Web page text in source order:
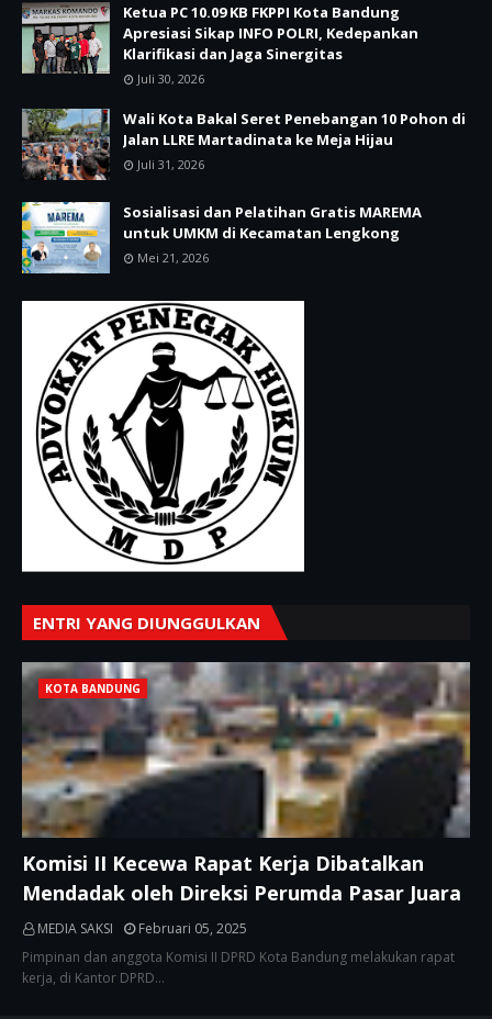
Ketua PC 10.09 KB FKPPI Kota Bandung
Apresiasi Sikap INFO POLRI, Kedepankan
Klarifikasi dan Jaga Sinergitas
Juli 30, 2026
Wali Kota Bakal Seret Penebangan 10 Pohon di
Jalan LLRE Martadinata ke Meja Hijau
Juli 31, 2026
Sosialisasi dan Pelatihan Gratis MAREMA
untuk UMKM di Kecamatan Lengkong
Mei 21, 2026
ENTRI YANG DIUNGGULKAN
KOTA BANDUNG
Komisi II Kecewa Rapat Kerja Dibatalkan
Mendadak oleh Direksi Perumda Pasar Juara
MEDIA SAKSI
Februari 05, 2025
Pimpinan dan anggota Komisi II DPRD Kota Bandung melakukan rapat
kerja, di Kantor DPRD…